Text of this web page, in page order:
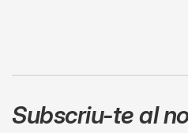
Subscriu-te al